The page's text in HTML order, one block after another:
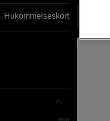
Hukommelseskort